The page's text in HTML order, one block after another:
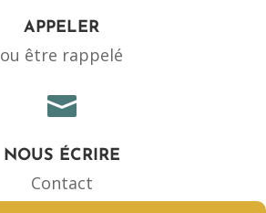
APPELER
ou être rappelé

NOUS ÉCRIRE
Contact